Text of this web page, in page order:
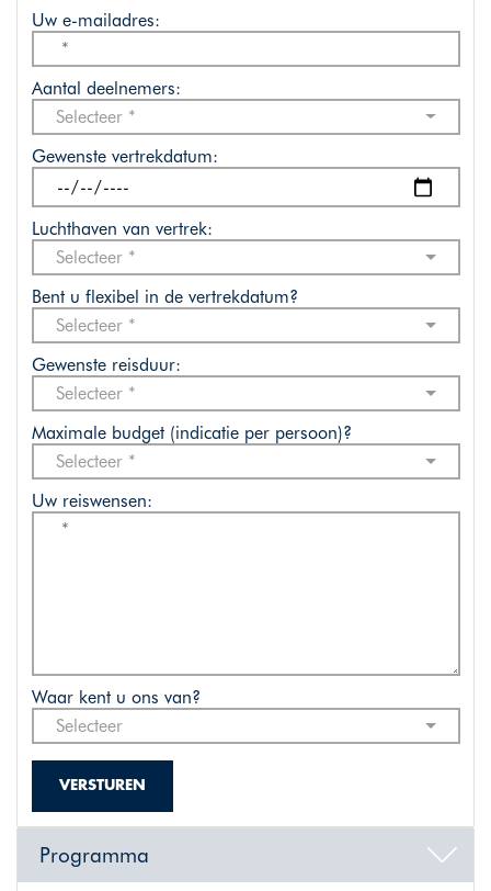
Uw e-mailadres:
Aantal deelnemers:
Selecteer *
Gewenste vertrekdatum:
Luchthaven van vertrek:
Selecteer *
Bent u flexibel in de vertrekdatum?
Selecteer *
Gewenste reisduur:
Selecteer *
Maximale budget (indicatie per persoon)?
Selecteer *
Uw reiswensen:
Waar kent u ons van?
Selecteer
VERSTUREN
Programma